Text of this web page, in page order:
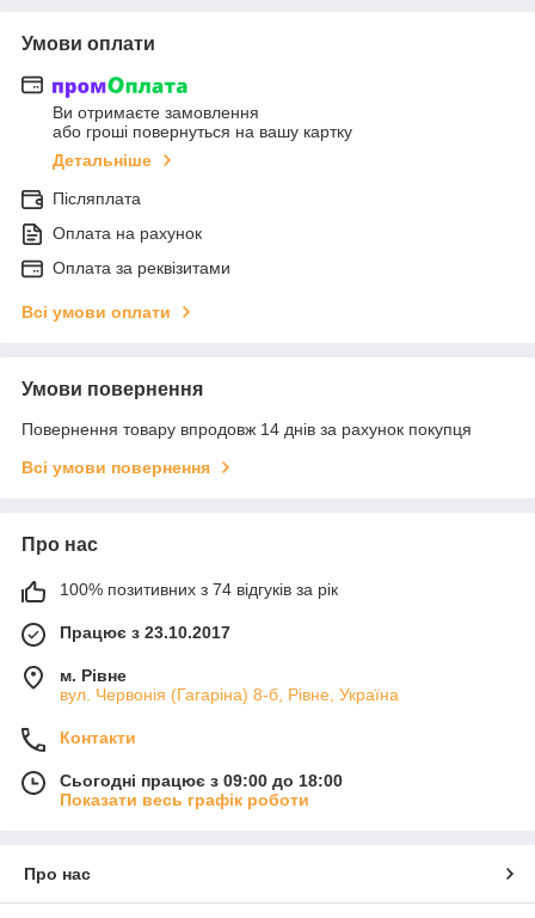
Умови оплати
Ви отримаєте замовлення
або гроші повернуться на вашу картку
Детальніше
Післяплата
Оплата на рахунок
Оплата за реквізитами
Всі умови оплати
Умови повернення
Повернення товару впродовж 14 днів за рахунок покупця
Всі умови повернення
Про нас
100% позитивних з 74 відгуків за рік
Працює з 23.10.2017
м. Рівне
вул. Червонія (Гагаріна) 8-б, Рівне, Україна
Контакти
Сьогодні працює з 09:00 до 18:00
Показати весь графік роботи
Про нас